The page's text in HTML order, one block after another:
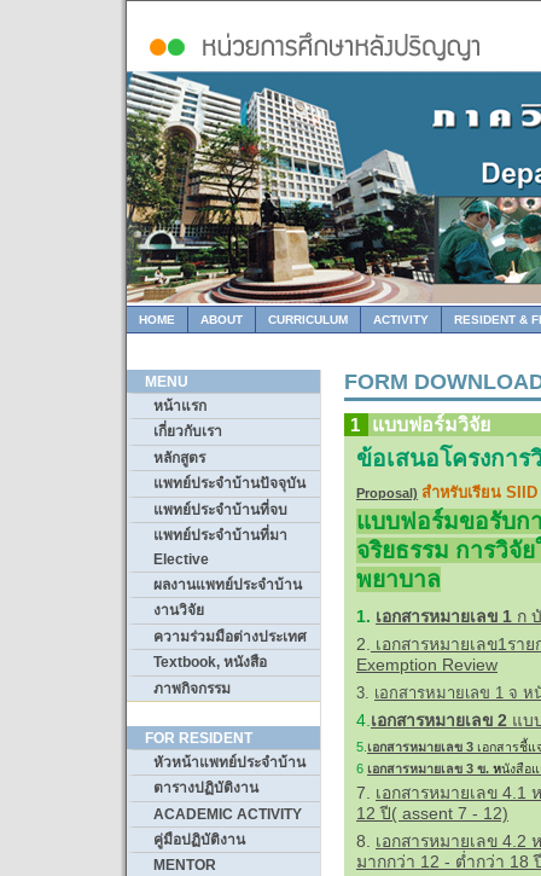
HOME ABOUT CURRICULUM ACTIVITY RESIDENT &
MENU
หน้าแรก
เกี่ยวกับเรา
หลักสูตร
แพทย์ประจำบ้านปัจจุบัน
แพทย์ประจำบ้านที่จบ
แพทย์ประจำบ้านที่มา
Elective
ผลงานแพทย์ประจำบ้าน
งานวิจัย
ความร่วมมือต่างประเทศ
Textbook, หนังสือ
ภาพกิจกรรม
FOR RESIDENT
หัวหน้าแพทย์ประจำบ้าน
ตารางปฏิบัติงาน
ACADEMIC ACTIVITY
คู่มือปฏิบัติงาน
MENTOR
FORM
1 แบบฟอร์มวิจัย
ข้อเสนอโครงการ
Proposal) สำหรับเรียน
แบบฟอร์มขอรับก
จริยธรรม การวิจั
พยาบาล
1. เอกสารหมายเลข 1 ก
2.
เอกสารหมายเลข1รา
Exemption Review
3. เอกสารหมายเลข 1 จ
4. เอกสารหมายเลข 2 แบ
5. เอกสารหมายเลข 3 เอกสารชี้แ
6 เอกสารหมายเลข 3 ข. หนังสือ
7. เอกสารหมายเลข 4.1
12 ปี( assent 7 - 12)
8. เอกสารหมายเลข 4.2
มากกว่า 12 - ต่ำกว่า 18